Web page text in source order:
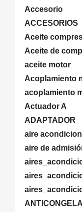
Accesorio
ACCESORIOS
Aceite
Aceite de
aceite motor
Acoplamiento
acoplamiento
Actuador A
ADAPTADOR
aire
aire de